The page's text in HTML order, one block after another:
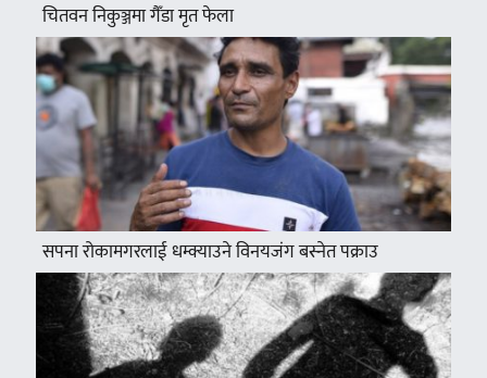
चितवन निकुञ्जमा गैँडा मृत फेला
सपना रोकामगरलाई धम्क्याउने विनयजंग बस्नेत पक्राउ